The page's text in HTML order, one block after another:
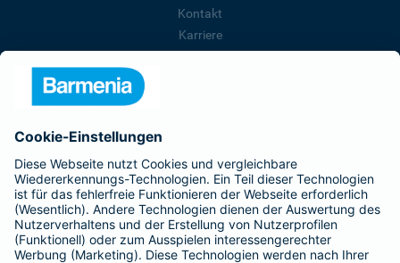
Kontakt
Karriere
Barmenia ist Teil der BarmeniaGothaer
BELIEBTE SEITEN
Kranken-Zusatzversicherung
Tierversicherungen
Haftpflichtversicherung